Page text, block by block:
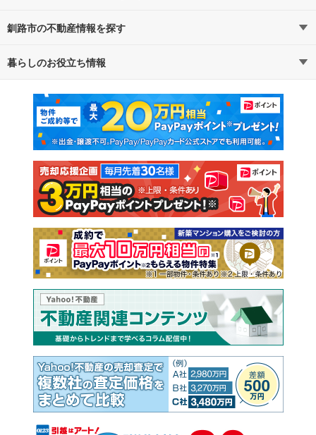
路線・駅から探す
通勤・通学時間から探す
釧路市の不動産情報を探す
不動産・住宅
新築マンション 中古マンション
新築一戸建て 中古一戸建て
注文住宅 土地
売却査定
暮らしのお役立ち情報
マンションカタログ 教えて！住まいの先生